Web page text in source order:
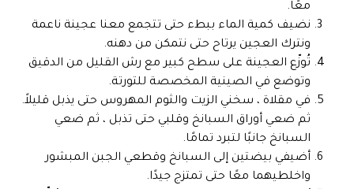
معًا.
نضيف كمية الماء ببطء حتى تتجمع معنا عجينة ناعمة
ونترك العجين يرتاح حتى نتمكن من دهنه.
تُوزّع العجينة على سطح كبير مع رش القليل من الدقيق
وتوضع في الصينية المخصصة للتورتة.
في مقلاة ، سخني الزيت والثوم المهروس حتى يذبل قليلاً.
ثم ضعي أوراق السبانخ وقلبي حتى تذبل ، ثم ضعي
السبانخ جانبًا لتبرد تمامًا.
أضيفي بيضتين إلى السبانخ وقطعي الجبن المبشور
واخلطيهما معًا حتى تمتزج جيدًا.